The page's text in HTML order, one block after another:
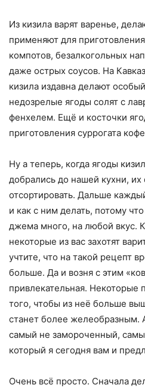
Из кизила варят варенье,
применяют для
компотов, безалкогольных
даже острых соусов. На
кизила издавна делают
недозрелые ягоды солят с
фенхелем. Ещё и косточки
приготовления суррогата
Ну а теперь, когда ягоды
добрались до нашей кухни,
отсортировать. Дальше
и как с ним делать, потому
джема много, на любой вкус.
некоторые из вас захотят
учтите, что на такой рецепт
больше. Да и возня с этим
привлекательная. Некоторые
того, чтобы из неё больше
станет более желеобразным.
самый не замороченный,
который я сегодня вам и
Очень всё просто. Сначала